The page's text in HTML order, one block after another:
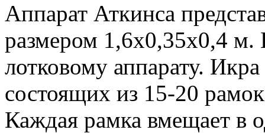
Аппарат Аткинса
размером 1,6x0,35x0,4 м.
лотковому аппарату.
состоящих из 15-20
Каждая рамка вмещает в